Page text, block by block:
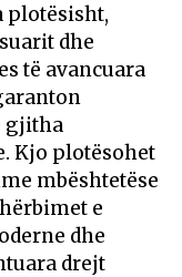
plotësisht,
dhe
të avancuara
gjitha
Kjo plotësohet
mbështetëse
e
dhe
drejt